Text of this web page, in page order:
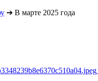
➔ В марте 2025 года